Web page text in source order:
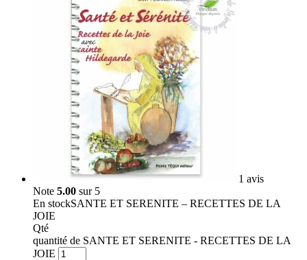
1 avis
Note 5.00 sur 5
En stockSANTE ET SERENITE – RECETTES DE LA
JOIE
Qté
quantité de SANTE ET SERENITE - RECETTES DE LA
JOIE